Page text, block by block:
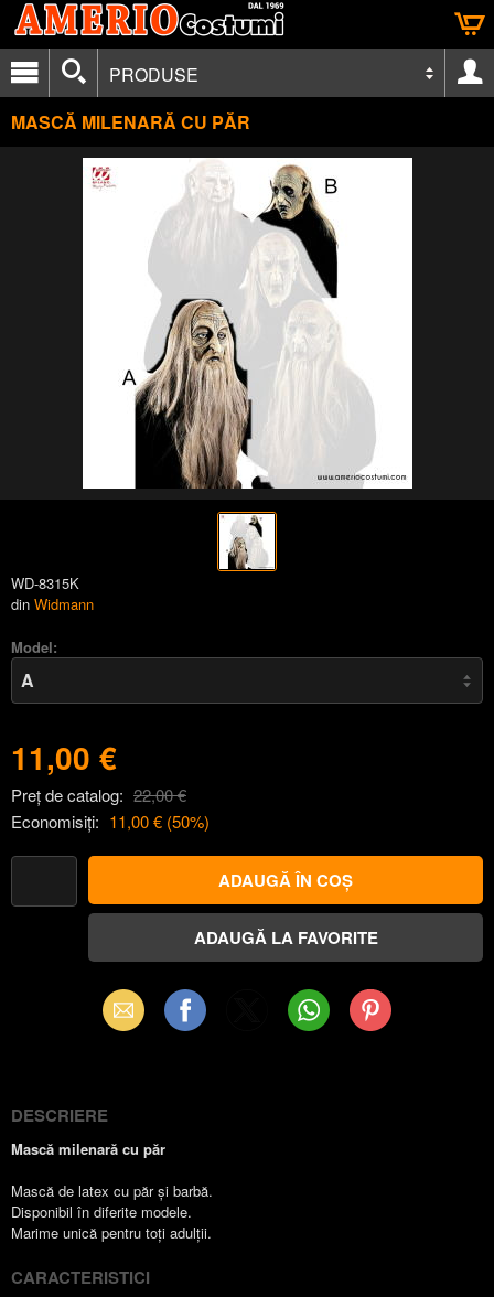
PRODUSE
MASCĂ MILENARĂ CU PĂR
WD-8315K
din Widmann
Model:
11,00 €
Preț de catalog: 22,00 €
Economisiți: 11,00 € (50%)
Email Facebook WhatsAppPinterest
DESCRIERE
Mască milenară cu păr
Mască de latex cu păr și barbă.
Disponibil în diferite modele.
Marime unică pentru toți adulții.
CARACTERISTICI